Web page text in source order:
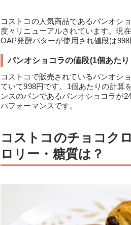
コストコの人気商品であるパンオシ
度々リニューアルされています。現
OAP発酵バターが使用され値段は998
パンオショコラの値段(1個あたり
コストコで販売されているパンオシ
ていて998円です。1個あたりの計算
ンスのパンであるパンオショコラが
パフォーマンスです。
コストコのチョコク
ロリー・糖質は？